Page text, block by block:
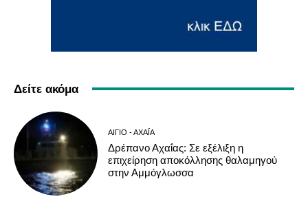
Δείτε ακόμα
ΑΊΓΙΟ - ΑΧΑΪ́Α
Δρέπανο Αχαΐας: Σε εξέλιξη η
επιχείρηση αποκόλλησης θαλαμηγού
στην Αμμόγλωσσα